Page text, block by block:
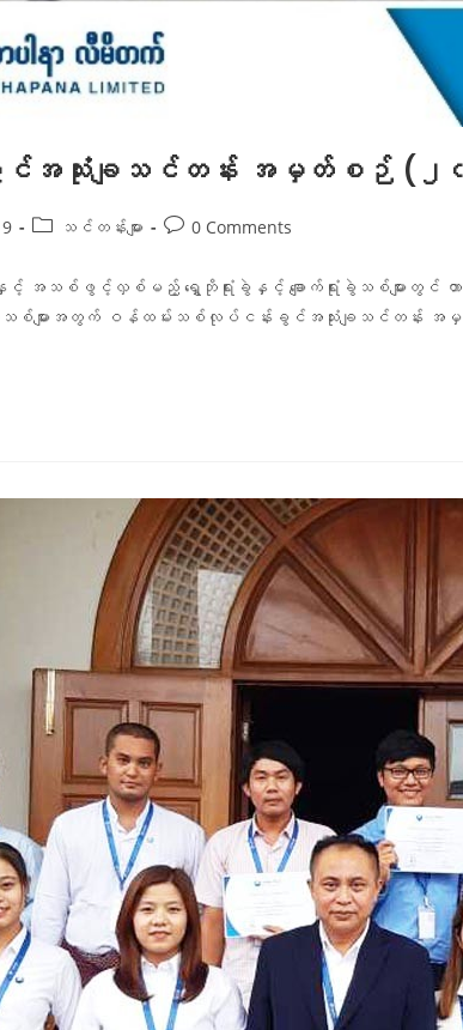
အသုံးချသင်တန်း အမှတ်စဉ် (၂
သင်တန်းများ 0 Comments
နှင့် အသစ်ဖွင့်လှစ်မည့် ရွှေဘိုရုံးခွဲနှင့် ချောက်ရုံးခွဲသစ်များတွင် တ
းသစ်များအတွက် ဝန်ထမ်းသစ်လုပ်ငန်းခွင်အသုံးချသင်တန်